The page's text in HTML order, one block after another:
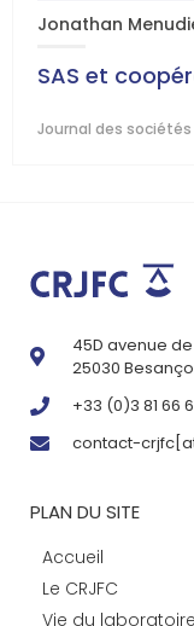
Jonathan
SAS et
Journal des sociétés
45D avenue
25030
+33 (0)3 81 66
contact-
PLAN DU SITE
Accueil
Le CRJFC
Vie du laboratoire